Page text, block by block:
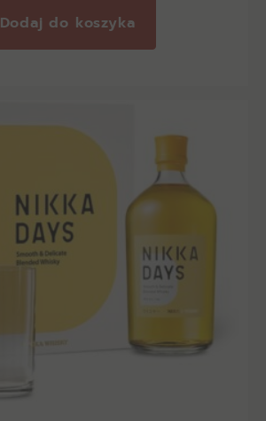
Dodaj do koszyka